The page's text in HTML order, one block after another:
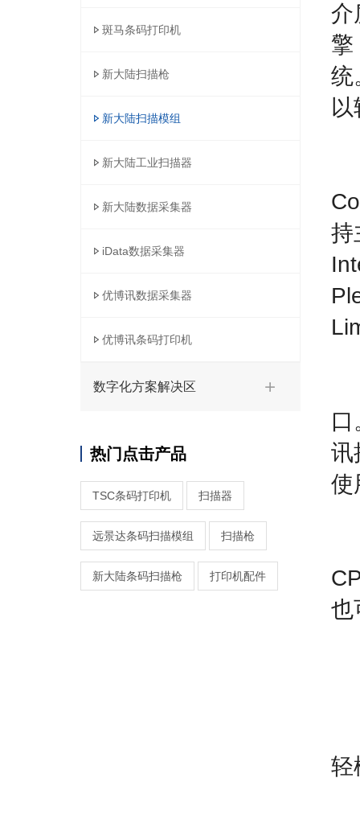
斑马条码打印机
新大陆扫描枪
新大陆扫描模组
新大陆工业扫描器
新大陆数据采集器
iData数据采集器
优博讯数据采集器
优博讯条码打印机
数字化方案解决区
热门点击产品
TSC条码打印机 扫描器
远景达条码扫描模组 扫描枪
新大陆条码扫描枪 打印机配件
介
擎
统
持
讯
使
也
轻